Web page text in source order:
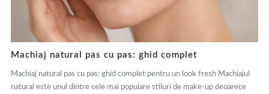
Machiaj natural pas cu pas: ghid complet
Machiaj natural pas cu pas: ghid complet pentru un look fresh Machiajul
natural este unul dintre cele mai populare stiluri de make-up deoarece